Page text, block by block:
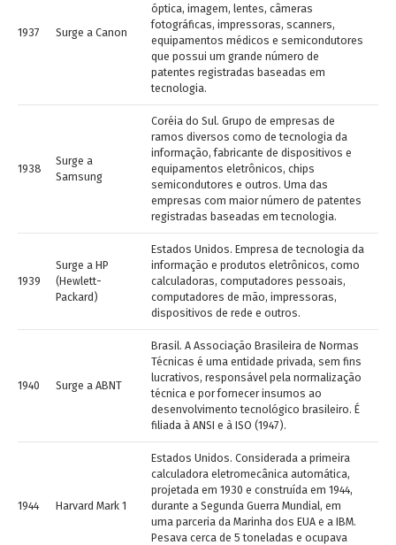
1937 Surge a Canon
óptica, imagem, lentes, câmeras
fotográficas, impressoras, scanners,
equipamentos médicos e semicondutores
que possui um grande número de
patentes registradas baseadas em
tecnologia.
1938
Surge a
Samsung
Coréia do Sul. Grupo de empresas de
ramos diversos como de tecnologia da
informação, fabricante de dispositivos e
equipamentos eletrônicos, chips
semicondutores e outros. Uma das
empresas com maior número de patentes
registradas baseadas em tecnologia.
1939
Surge a HP
(Hewlett-
Packard)
Estados Unidos. Empresa de tecnologia da
informação e produtos eletrônicos, como
calculadoras, computadores pessoais,
computadores de mão, impressoras,
dispositivos de rede e outros.
1940 Surge a ABNT
Brasil. A Associação Brasileira de Normas
Técnicas é uma entidade privada, sem fins
lucrativos, responsável pela normalização
técnica e por fornecer insumos ao
desenvolvimento tecnológico brasileiro. É
filiada à ANSI e à ISO (1947).
1944 Harvard Mark 1
Estados Unidos. Considerada a primeira
calculadora eletromecânica automática,
projetada em 1930 e construída em 1944,
durante a Segunda Guerra Mundial, em
uma parceria da Marinha dos EUA e a IBM.
Pesava cerca de 5 toneladas e ocupava